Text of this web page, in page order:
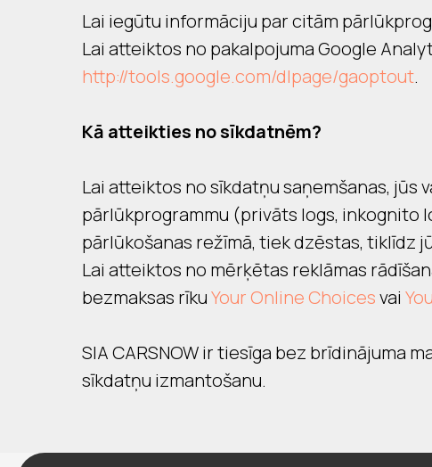
Lai iegūtu informāciju par citām
Lai atteiktos no pakalpojuma Google
http://tools.google.com/dlpage/gaoptout.
Kā atteikties no sīkdatnēm?
Lai atteiktos no sīkdatņu saņemšanas,
pārlūkprogrammu (privāts logs, inkognito
pārlūkošanas režīmā, tiek dzēstas, tiklīdz
Lai atteiktos no mērķētas reklāmas
bezmaksas rīkuYour Online Choicesvai
SIA CARSNOW ir tiesīga bez brīdinājuma
sīkdatņu izmantošanu.